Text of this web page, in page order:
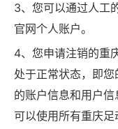
3、您可以通过人工
官网个人账户。
4、您申请注销的重
处于正常状态，即
的账户信息和用户
可以使用所有重庆